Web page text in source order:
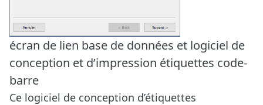
écran de lien base de données et logiciel de
conception et d’impression étiquettes code-
barre
Ce logiciel de conception d’étiquettes